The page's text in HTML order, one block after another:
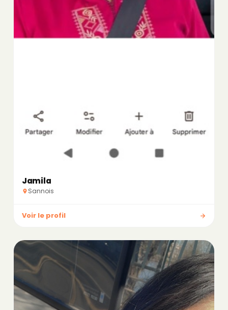
Jamila
Sannois
Voir le profil